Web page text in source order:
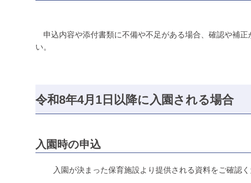
申込内容や添付書類に不備や不足がある場合、確認や補
い。
令和8年4月1日以降に入園される場合
入園時の申込
入園が決まった保育施設より提供される資料をご確認く